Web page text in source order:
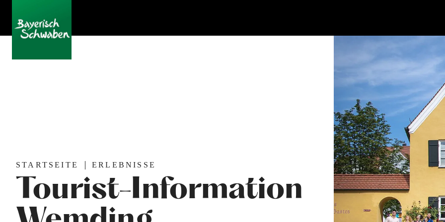
STARTSEITE ERLEBNISSE
Tourist-Information